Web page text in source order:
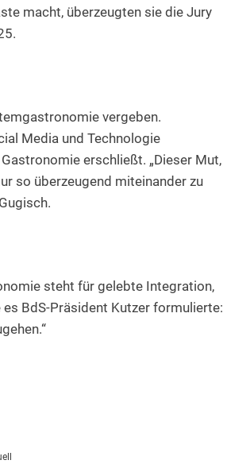
macht, überzeugten sie die Jury
vergeben.
Media und Technologie
erschließt. „Dieser Mut,
so überzeugend miteinander zu
steht für gelebte Integration,
BdS-Präsident Kutzer formulierte: